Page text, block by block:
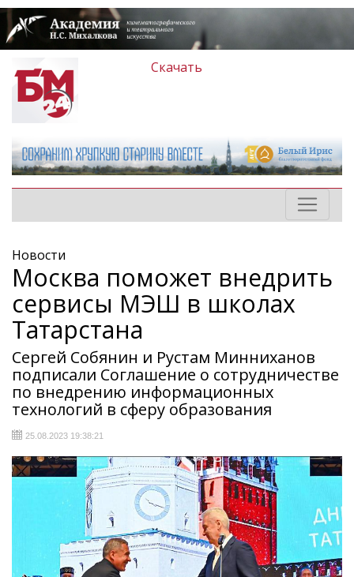
Скачать
Новости
Москва поможет внедрить
сервисы МЭШ в школах
Татарстана
Сергей Собянин и Рустам Минниханов
подписали Соглашение о сотрудничестве
по внедрению информационных
технологий в сферу образования
25.08.2023 19:38:21